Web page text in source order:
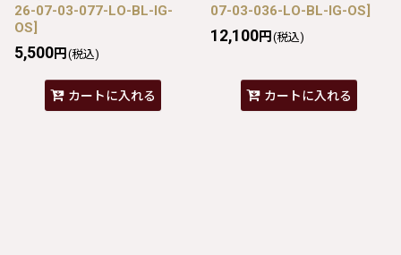
26-07-03-077-LO-BL-IG-
OS]
5,500円 (税込)
カートに入れる
07-03-036-LO-BL-IG-OS]
12,100円 (税込)
カートに入れる